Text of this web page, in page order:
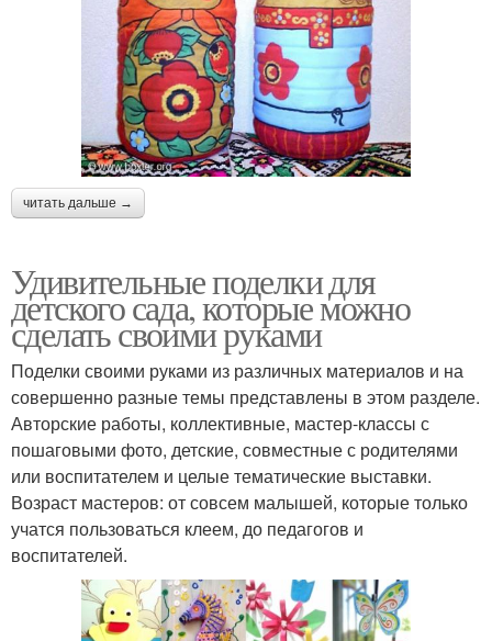
читать дальше →
Удивительные поделки для
детского сада, которые можно
сделать своими руками
Поделки своими руками из различных материалов и на
совершенно разные темы представлены в этом разделе.
Авторские работы, коллективные, мастер-классы с
пошаговыми фото, детские, совместные с родителями
или воспитателем и целые тематические выставки.
Возраст мастеров: от совсем малышей, которые только
учатся пользоваться клеем, до педагогов и
воспитателей.